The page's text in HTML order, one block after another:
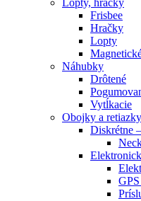
Lopty, hračky
Frisbee
Hračky
Lopty
Náhubky
Drôtené
Vytĺkacie
Obojky a retiazky
Diskrétne